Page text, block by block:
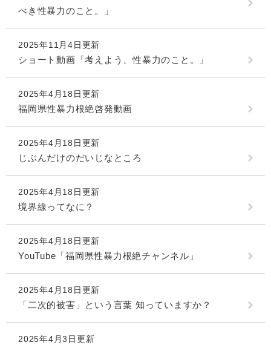
べき性暴力のこと。」
2025年11月4日更新
ショート動画「考えよう、性暴力のこと。」
2025年4月18日更新
福岡県性暴力根絶啓発動画
2025年4月18日更新
じぶんだけのだいじなところ
2025年4月18日更新
境界線ってなに？
2025年4月18日更新
YouTube「福岡県性暴力根絶チャンネル」
2025年4月18日更新
「二次的被害」という言葉 知っていますか？
2025年4月3日更新